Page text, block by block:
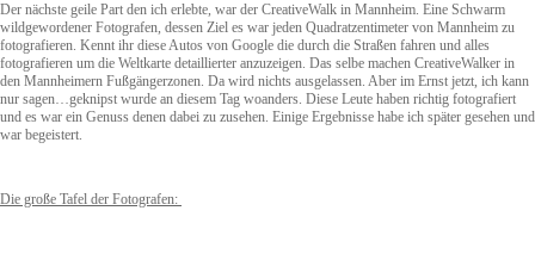
Der nächste geile Part den ich erlebte, war der CreativeWalk in Mannheim. Eine Schwarm
wildgewordener Fotografen, dessen Ziel es war jeden Quadratzentimeter von Mannheim zu
fotografieren. Kennt ihr diese Autos von Google die durch die Straßen fahren und alles
fotografieren um die Weltkarte detaillierter anzuzeigen. Das selbe machen CreativeWalker in
den Mannheimern Fußgängerzonen. Da wird nichts ausgelassen. Aber im Ernst jetzt, ich kann
nur sagen…geknipst wurde an diesem Tag woanders. Diese Leute haben richtig fotografiert
und es war ein Genuss denen dabei zu zusehen. Einige Ergebnisse habe ich später gesehen und
war begeistert.
Die große Tafel der Fotografen: